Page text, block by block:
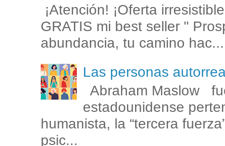
¡Atención! ¡Oferta
GRATIS mi best seller "
abundancia, tu camino hac...
Las personas
Abraham Maslow
estadounidense
humanista, la “tercera
psic...